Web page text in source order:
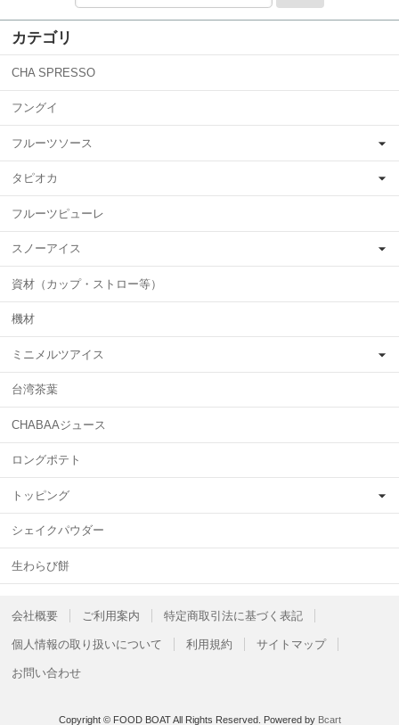
カテゴリ
CHA SPRESSO
フングイ
フルーツソース
タピオカ
フルーツピューレ
スノーアイス
資材（カップ・ストロー等）
機材
ミニメルツアイス
台湾茶葉
CHABAAジュース
ロングポテト
トッピング
シェイクパウダー
生わらび餅
会社概要 ご利用案内 特定商取引法に基づく表記
個人情報の取り扱いについて 利用規約 サイトマップ
お問い合わせ
Copyright © FOOD BOAT All Rights Reserved. Powered by Bcart